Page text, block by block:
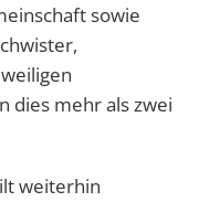
sowie
dies mehr als zwei
weiterhin